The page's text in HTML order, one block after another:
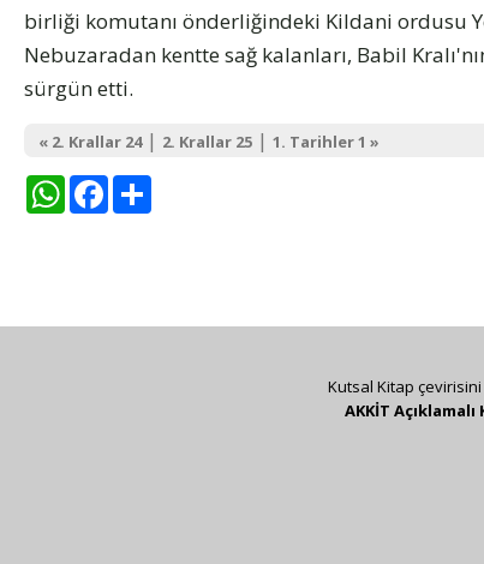
birliği komutanı önderliğindeki Kildani ordusu
Nebuzaradan kentte sağ kalanları, Babil
sürgün etti.
« 2. Krallar 24| 2. Krallar 25 | 1. Tarihler 1 »
WhatsAppFacebook
Kutsal Kitap
AKKİT